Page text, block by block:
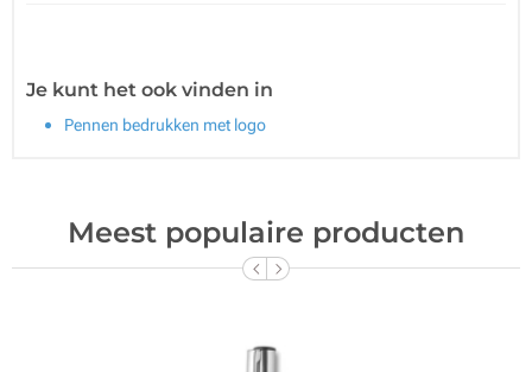
Je kunt het ook vinden in
Pennen bedrukken met logo
Meest populaire producten